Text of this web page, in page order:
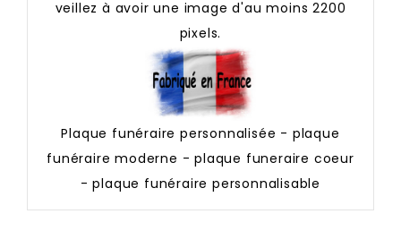
veillez à avoir une image d'au moins 2200
pixels.
Plaque funéraire personnalisée - plaque
funéraire moderne - plaque funeraire coeur
- plaque funéraire personnalisable